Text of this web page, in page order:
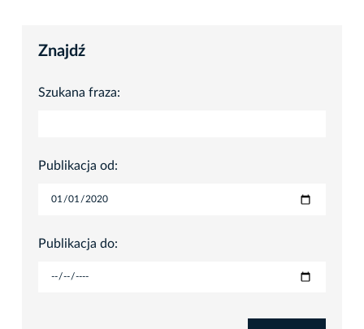
Znajdź
Szukana fraza:
Publikacja od:
Publikacja do: